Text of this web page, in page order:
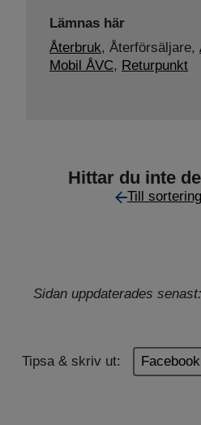
Lämnas här
Återbruk, Återförsäljare,
Mobil ÅVC, Returpunkt
Hittar du inte
Till
Sidan uppdaterades
Tipsa & skriv ut: Facebook